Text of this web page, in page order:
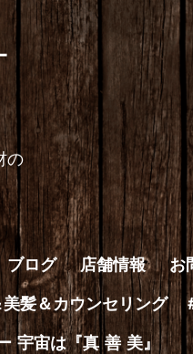
の
ブログ 店舗情報
お
美髪＆カウンセリング
宇宙は『真 善 美』